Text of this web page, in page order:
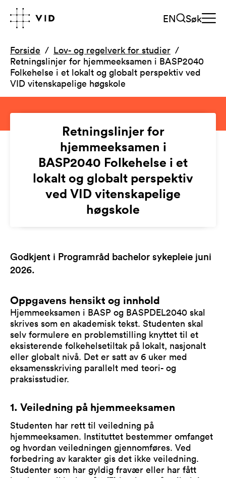
EN Søk
Forside
Lov- og regelverk for studier
Retningslinjer for hjemmeeksamen i BASP2040
Folkehelse i et lokalt og globalt perspektiv ved
VID vitenskapelige høgskole
Retningslinjer for
hjemmeeksamen i
BASP2040 Folkehelse i et
lokalt og globalt perspektiv
ved VID vitenskapelige
høgskole
Godkjent i Programråd bachelor sykepleie juni
2026.
Oppgavens hensikt og innhold
Hjemmeeksamen i BASP og BASPDEL2040 skal
skrives som en akademisk tekst. Studenten skal
selv formulere en problemstilling knyttet til et
eksisterende folkehelsetiltak på lokalt, nasjonalt
eller globalt nivå. Det er satt av 6 uker med
eksamensskriving parallelt med teori- og
praksisstudier.
1. Veiledning på hjemmeeksamen
Studenten har rett til veiledning på
hjemmeeksamen. Instituttet bestemmer omfanget
og hvordan veiledningen gjennomføres. Ved
forbedring av karakter gis det ikke veiledning.
Studenter som har gyldig fravær eller har fått